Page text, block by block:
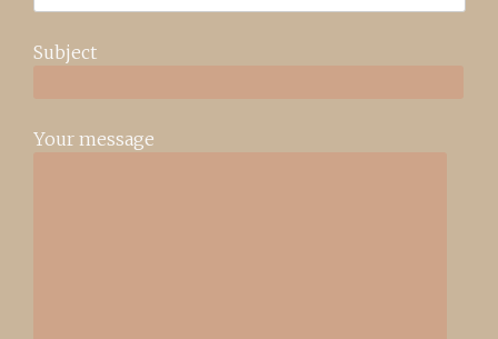
Subject
Your message